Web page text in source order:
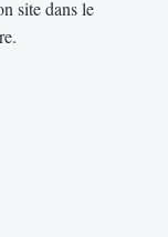
site dans le